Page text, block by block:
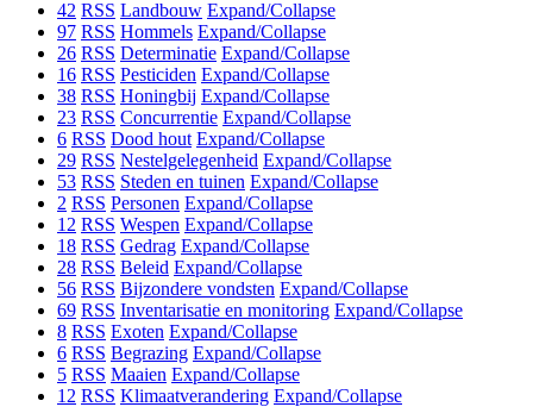
42 RSS Landbouw Expand/Collapse
97 RSS Hommels Expand/Collapse
26 RSS Determinatie Expand/Collapse
16 RSS Pesticiden Expand/Collapse
38 RSS Honingbij Expand/Collapse
23 RSS Concurrentie Expand/Collapse
6 RSS Dood hout Expand/Collapse
29 RSS Nestelgelegenheid Expand/Collapse
53 RSS Steden en tuinen Expand/Collapse
2 RSS Personen Expand/Collapse
12 RSS Wespen Expand/Collapse
18 RSS Gedrag Expand/Collapse
28 RSS Beleid Expand/Collapse
56 RSS Bijzondere vondsten Expand/Collapse
69 RSS Inventarisatie en monitoring Expand/Collapse
8 RSS Exoten Expand/Collapse
6 RSS Begrazing Expand/Collapse
5 RSS Maaien Expand/Collapse
12 RSS Klimaatverandering Expand/Collapse